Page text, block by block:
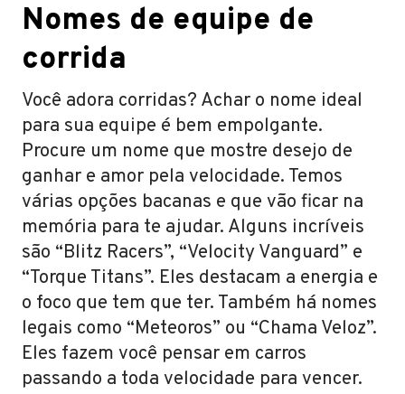
Nomes de equipe de
corrida
Você adora corridas? Achar o nome ideal
para sua equipe é bem empolgante.
Procure um nome que mostre desejo de
ganhar e amor pela velocidade. Temos
várias opções bacanas e que vão ficar na
memória para te ajudar. Alguns incríveis
são “Blitz Racers”, “Velocity Vanguard” e
“Torque Titans”. Eles destacam a energia e
o foco que tem que ter. Também há nomes
legais como “Meteoros” ou “Chama Veloz”.
Eles fazem você pensar em carros
passando a toda velocidade para vencer.